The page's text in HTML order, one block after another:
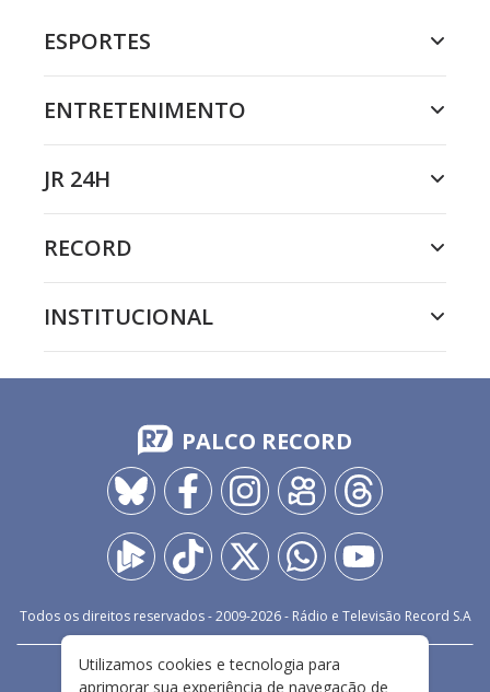
ESPORTES
ENTRETENIMENTO
JR 24H
RECORD
INSTITUCIONAL
PALCO RECORD
Todos os direitos reservados - 2009-2026- Rádio e Televisão Record S.A
FALE CONOSCO PRIVACIDADE
Utilizamos cookies e tecnologia para
aprimorar sua experiência de navegação de